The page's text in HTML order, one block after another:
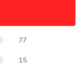
77
15